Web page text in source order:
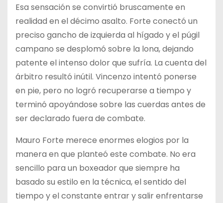
Esa sensación se convirtió bruscamente en
realidad en el décimo asalto. Forte conectó un
preciso gancho de izquierda al hígado y el púgil
campano se desplomó sobre la lona, dejando
patente el intenso dolor que sufría. La cuenta del
árbitro resultó inútil. Vincenzo intentó ponerse
en pie, pero no logró recuperarse a tiempo y
terminó apoyándose sobre las cuerdas antes de
ser declarado fuera de combate.
Mauro Forte merece enormes elogios por la
manera en que planteó este combate. No era
sencillo para un boxeador que siempre ha
basado su estilo en la técnica, el sentido del
tiempo y el constante entrar y salir enfrentarse